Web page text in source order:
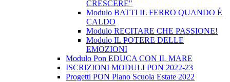
CRESCERE"
Modulo BATTI IL FERRO QUANDO È
CALDO
Modulo RECITARE CHE PASSIONE!
Modulo IL POTERE DELLE
EMOZIONI
Modulo Pon EDUCA CON IL MARE
ISCRIZIONI MODULI PON 2022-23
Progetti PON Piano Scuola Estate 2022